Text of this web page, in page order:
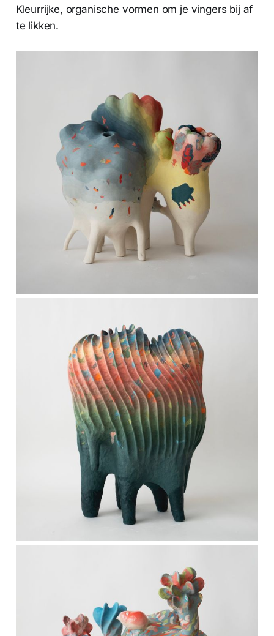
Kleurrijke, organische vormen om je vingers bij af
te likken.